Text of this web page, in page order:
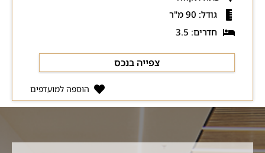
גודל: 90 מ"ר
חדרים: 3.5
צפייה בנכס
הוספה למועדפים